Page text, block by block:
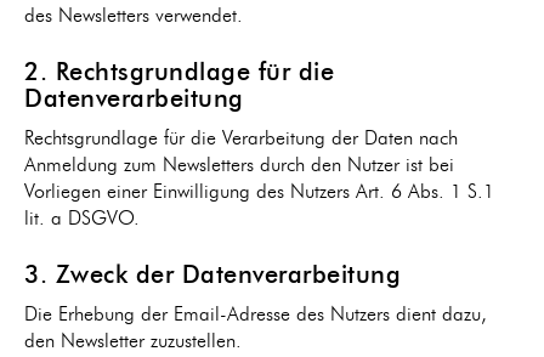
des Newsletters verwendet.
2. Rechtsgrundlage für die
Datenverarbeitung
Rechtsgrundlage für die Verarbeitung der Daten nach
Anmeldung zum Newsletters durch den Nutzer ist bei
Vorliegen einer Einwilligung des Nutzers Art. 6 Abs. 1 S.1
lit. a DSGVO.
3. Zweck der Datenverarbeitung
Die Erhebung der Email-Adresse des Nutzers dient dazu,
den Newsletter zuzustellen.